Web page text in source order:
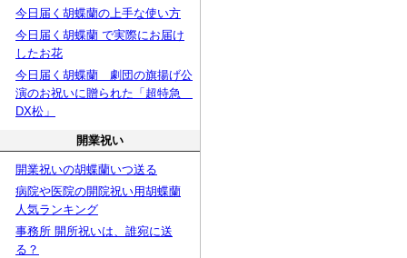
今日届く胡蝶蘭の上手な使い方
今日届く胡蝶蘭 で実際にお届け
したお花
今日届く胡蝶蘭 劇団の旗揚げ公
演のお祝いに贈られた「超特急
DX松」
開業祝い
開業祝いの胡蝶蘭いつ送る
病院や医院の開院祝い用胡蝶蘭
人気ランキング
事務所 開所祝いは、誰宛に送
る？